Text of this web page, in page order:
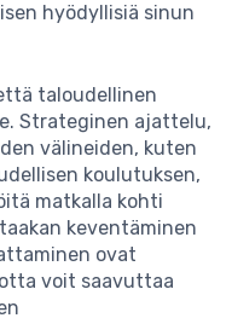
hyödyllisiä sinun
taloudellinen
Strateginen ajattelu,
välineiden, kuten
koulutuksen,
matkalla kohti
keventäminen
ovat
voit saavuttaa